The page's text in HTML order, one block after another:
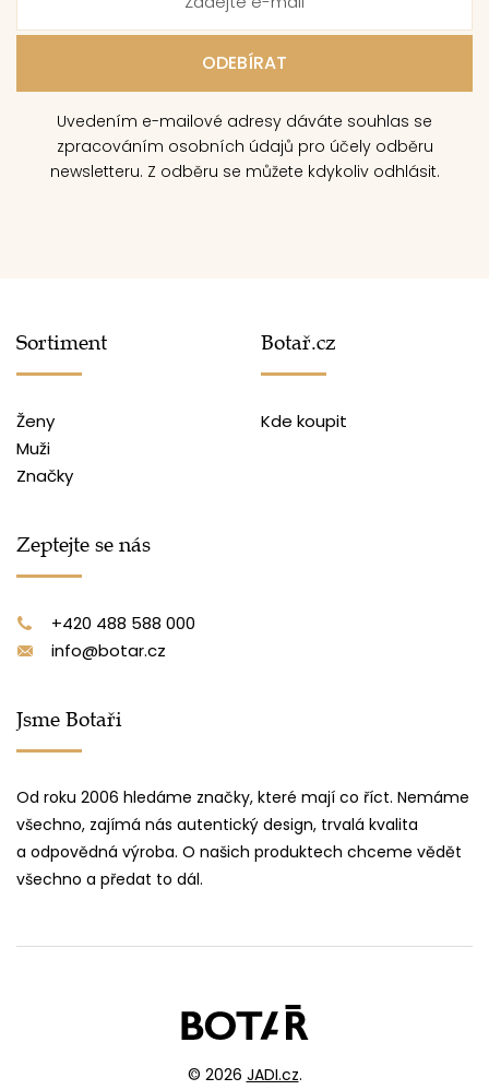
Uvedením e-mailové adresy dáváte souhlas se
zpracováním osobních údajů pro účely odběru
newsletteru. Z odběru se můžete kdykoliv odhlásit.
Sortiment
Ženy
Muži
Značky
Botař.cz
Kde koupit
Zeptejte se nás
+420 488 588 000
info@botar.cz
Jsme Botaři
Od roku 2006 hledáme značky, které mají co říct. Nemáme
všechno, zajímá nás autentický design, trvalá kvalita
a odpovědná výroba. O našich produktech chceme vědět
všechno a předat to dál.
© 2026 JADI.cz.